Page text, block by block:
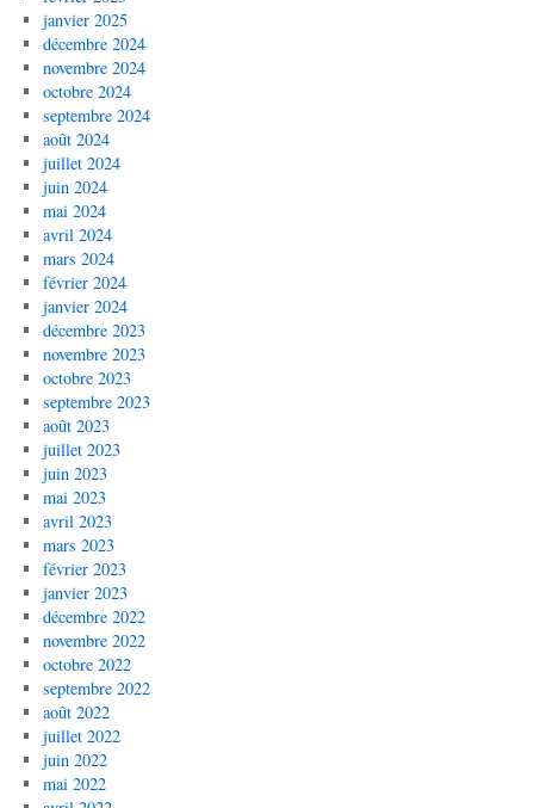
janvier 2025
décembre 2024
novembre 2024
octobre 2024
septembre 2024
août 2024
juillet 2024
juin 2024
mai 2024
avril 2024
mars 2024
février 2024
janvier 2024
décembre 2023
novembre 2023
octobre 2023
septembre 2023
août 2023
juillet 2023
juin 2023
mai 2023
avril 2023
mars 2023
février 2023
janvier 2023
décembre 2022
novembre 2022
octobre 2022
septembre 2022
août 2022
juillet 2022
juin 2022
mai 2022